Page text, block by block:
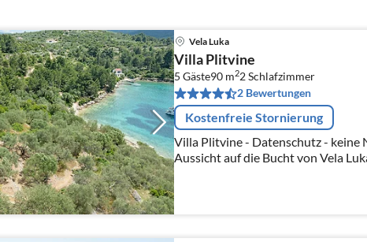
Vela Luka
Villa Plitvine
5 Gäste90 m22Schlafzimmer
2 Bewertungen
Kostenfreie Stornierung
Villa Plitvine - Datenschutz - keine
Aussicht auf die Bucht von Vela